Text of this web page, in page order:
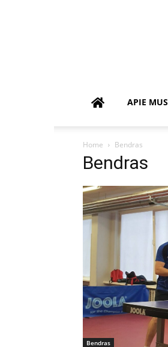
APIE MUS
Home Bendras
Bendras
Bendras